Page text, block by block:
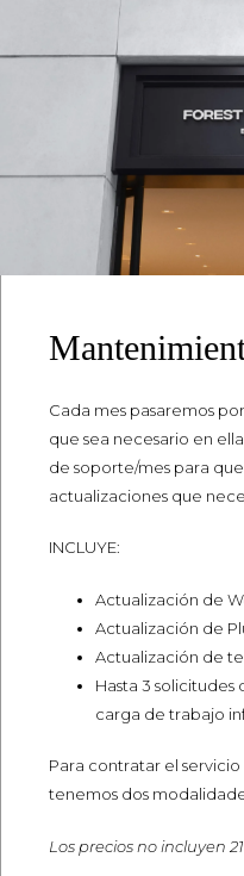
Cada mes pasaremos
que sea necesario en
de soporte/mes para
actualizaciones que
INCLUYE:
Actualización de
Actualización de
Actualización de
Hasta 3
carga de trabajo
Para contratar el
tenemos dos
Los precios no incluyen